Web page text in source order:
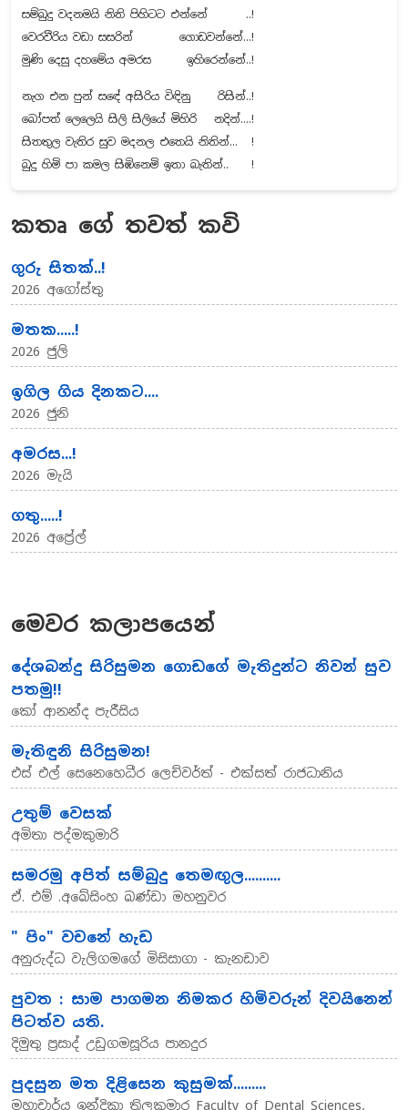
සම්බුදු වදනමයි නිති පිහිටට එන්නේ
..!
වෙරවීරිය වඩා සසරින්
ගොඩවන්නේ...!
මුණි දෙසු දහමේය අමරස
ඉහිරෙන්නේ..!
නැග එන පුන් සඳේ අසිරිය විඳිනු
රිසින්..!
බෝපත් ලෙලෙයි සිලි සිලියේ මිහිරි
නදින්....!
සිතතුල වැතිර සුව මදනල එතෙයි නිතින්...
!
බුදු හිමි පා කමල සිඹිනෙමි ඉතා බැතින්..
!
කතෘ ගේ තවත් කවි
ගුරු සිතක්..!
2026 අගෝස්තු
මතක.....!
2026 ජුලි
ඉගිල ගිය දිනකට....
2026 ජුනි
අමරස...!
2026 මැයි
ගතු.....!
2026 අප්‍රේල්
මෙවර කලාපයෙන්
දේශබන්දු සිරිසුමන ගොඩගේ මැතිදුන්ට නිවන් සුව
පතමු!!
කෝ ආනන්ද පැරීසිය
මැතිඳුනි සිරිසුමන!
එස් එල් සෙනෙහෙධීර ලෙච්වර්ත් - එක්සත් රාජධානිය
උතුම් වෙසක්
අමිතා පද්මකුමාරි
සමරමු අපිත් සම්බුදු තෙමඟුල..........
ඒ. එම් .අබේසිංහ බණ්ඩා මහනුවර
" පිං" වචනේ හැඩ
අනුරුද්ධ වැලිගමගේ මිසිසාගා - කැනඩාව
පුවත : සාම පාගමන නිමකර හිමිවරුන් දිවයිනෙන්
පිටත්ව යති.
දිමුතු ප්‍රසාද් උඩුගමසූරිය පානදුර
පුදසුන මත දිළිසෙන කුසුමක්.........
මහාචාර්ය ඉන්දිකා තිලකුමාර Faculty of Dental Sciences,